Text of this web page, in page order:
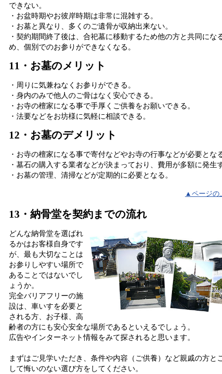
できない。
・お盆時期やお彼岸時期は非常に混雑する。
・お墓と異なり、多くのご遺骨が収納出来ない。
・契約期間終了後は、合祀墓に移動するため他の方と共同にな
め、個別でのお参りができなくなる。
11・お墓のメリット
・周りに気兼ねなくお参りができる。
・身内のみで他人のご骨はなく安心できる。
・お寺の檀家になる事で手厚くご供養をお願いできる。
・法要などをお坊様に気軽に相談できる。
12・お墓のデメリット
・お寺の檀家になる事で寄付などやお寺の行事などが必要とな
・墓石の購入する業者などが決まっており、費用が多額に発生
・お墓の管理、清掃などが定期的に必要となる。
▲ページの
13・納骨堂を契約までの流れ
どんな納骨堂を選ばれ
るかはお客様自身です
が、最も大切なことは
お参りしやすい場所で
あることではないでし
ょうか。
完全バリアフリーの施
設は、車いすを必要と
される方、お子様、高
齢者の方にも安心安全な場所であるといえるでしょう。
広告やインターネット情報をみて探されると思います。
まずはご見学いただき、条件や内容（ご供養）など親戚の方と
して悔いのない選び方をしてください。